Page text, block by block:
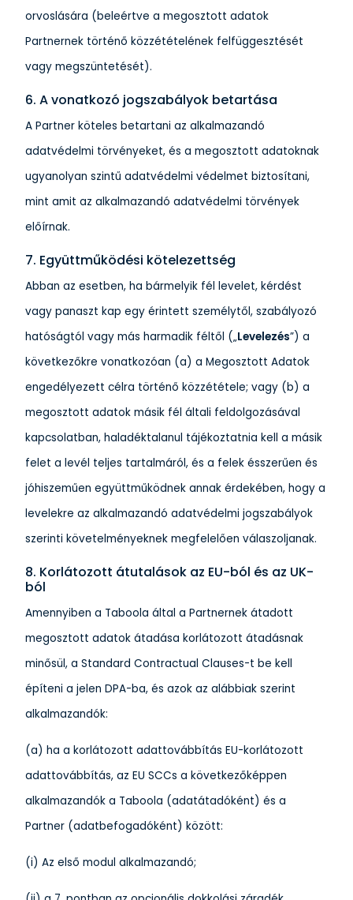
orvoslására (beleértve a megosztott adatok
Partnernek történő közzétételének felfüggesztését
vagy megszüntetését).
6. A vonatkozó jogszabályok betartása
A Partner köteles betartani az alkalmazandó
adatvédelmi törvényeket, és a megosztott adatoknak
ugyanolyan szintű adatvédelmi védelmet biztosítani,
mint amit az alkalmazandó adatvédelmi törvények
előírnak.
7. Együttműködési kötelezettség
Abban az esetben, ha bármelyik fél levelet, kérdést
vagy panaszt kap egy érintett személytől, szabályozó
hatóságtól vagy más harmadik féltől („Levelezés”) a
következőkre vonatkozóan (a) a Megosztott Adatok
engedélyezett célra történő közzététele; vagy (b) a
megosztott adatok másik fél általi feldolgozásával
kapcsolatban, haladéktalanul tájékoztatnia kell a másik
felet a levél teljes tartalmáról, és a felek ésszerűen és
jóhiszeműen együttműködnek annak érdekében, hogy a
levelekre az alkalmazandó adatvédelmi jogszabályok
szerinti követelményeknek megfelelően válaszoljanak.
8. Korlátozott átutalások az EU-ból és az UK-
ból
Amennyiben a Taboola által a Partnernek átadott
megosztott adatok átadása korlátozott átadásnak
minősül, a Standard Contractual Clauses-t be kell
építeni a jelen DPA-ba, és azok az alábbiak szerint
alkalmazandók:
(a) ha a korlátozott adattovábbítás EU-korlátozott
adattovábbítás, az EU SCCs a következőképpen
alkalmazandók a Taboola (adatátadóként) és a
Partner (adatbefogadóként) között:
(i) Az első modul alkalmazandó;